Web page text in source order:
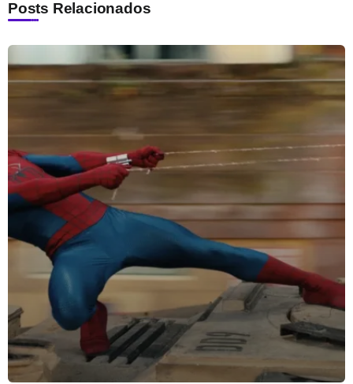
Posts Relacionados